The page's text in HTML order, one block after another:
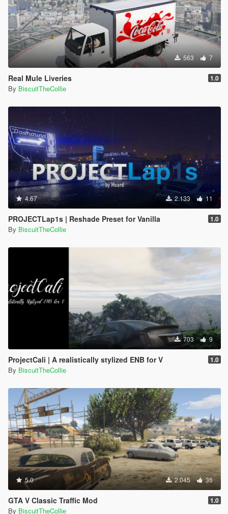
563 7
Real Mule Liveries 1.0
By BiscuitTheCollie
4.67 2.133 11
PROJECTLap1s | Reshade Preset for Vanilla 1.0
By BiscuitTheCollie
703 9
ProjectCali | A realistically stylized ENB for V 1.0
By BiscuitTheCollie
5.0 2.045 36
GTA V Classic Traffic Mod 1.0
By BiscuitTheCollie